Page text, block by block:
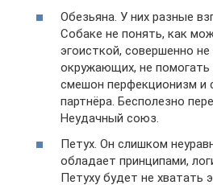
Обезьяна. У них разные
Собаке не понять, как
эгоисткой, совершенно
окружающих, не
смешон перфекционизм и
партнёра. Бесполезно
Неудачный союз.
Петух. Он слишком
обладает принципами,
Петуху будет не хватать